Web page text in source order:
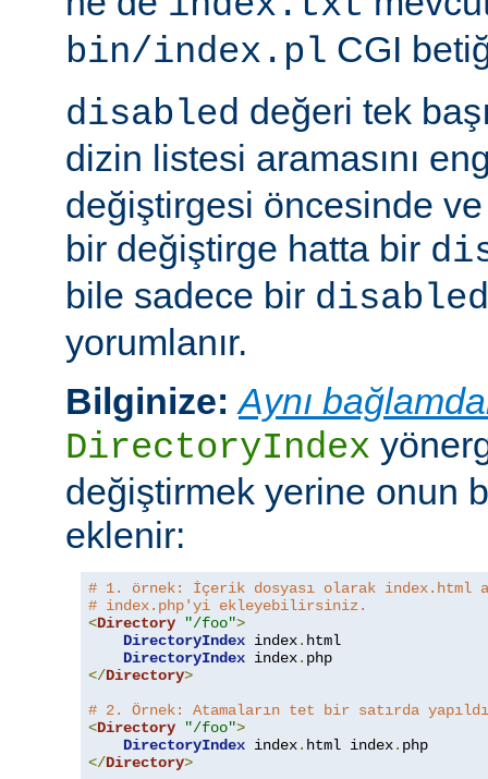
bin/index.pl CGI
disabled değeri tek
dizin listesi aramasını
değiştirgesi öncesinde
bir değiştirge hatta bir
bile sadece bir disabled
yorumlanır.
Bilginize: Aynı
DirectoryIndex
değiştirmek yerine onun
eklenir:
# 1. örnek: İçerik dosyası olarak index.html
# index.php'yi ekleyebilirsiniz.
<Directory "/foo">
DirectoryIndex index. html
DirectoryIndex index.
</Directory>
# 2. Örnek: Atamaların tet bir satırda
<Directory "/foo">
DirectoryIndex index. html index.
</Directory>